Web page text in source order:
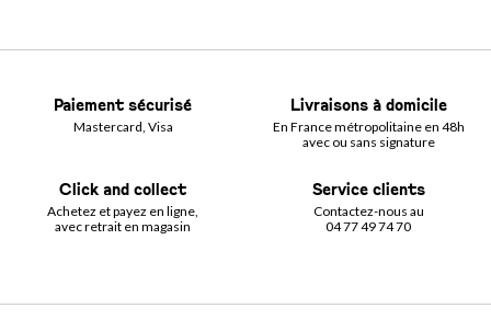
Paiement sécurisé
Mastercard, Visa
Livraisons à domicile
En France métropolitaine en 48h
avec ou sans signature
Click and collect
Achetez et payez en ligne,
avec retrait en magasin
Service clients
Contactez-nous au
04 77 49 74 70